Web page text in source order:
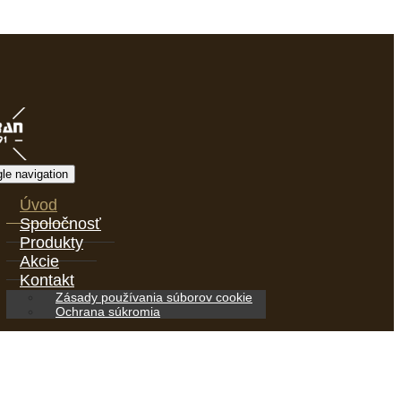
navigation
Úvod
Spoločnosť
Produkty
Akcie
Kontakt
Zásady používania súborov cookie
Ochrana súkromia